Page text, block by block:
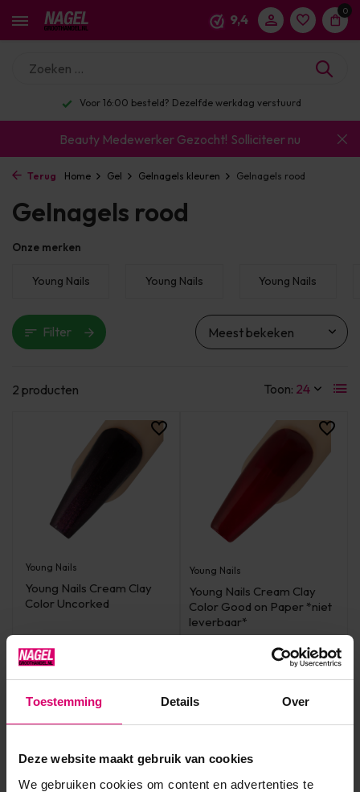
Toestemming Details Over
Deze website maakt gebruik van cookies
We gebruiken cookies om content en advertenties te
9,4
0
Voor 16:00 besteld? Dezelfde werkdag verstuurd
Beauty Medewerker Gezocht! Solliciteer nu
Terug Home Gel Gelnagels kleuren Gelnagels rood
Gelnagels rood
Onze merken
Young Nails Young Nails Young Nails
Filter
2 producten Toon:
Young Nails
Young Nails Cream Clay
Color Uncorked
Niet op voorraad
14,95
Bekijken
Young Nails
Young Nails Cream Clay
Color Good on Paper *niet
leverbaar*
Niet op voorraad
Bekijken